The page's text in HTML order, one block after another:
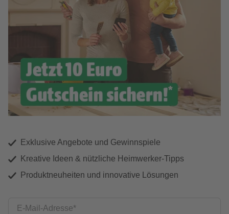
Exklusive Angebote und Gewinnspiele
Kreative Ideen & nützliche Heimwerker-Tipps
Produktneuheiten und innovative Lösungen
E-Mail-Adresse